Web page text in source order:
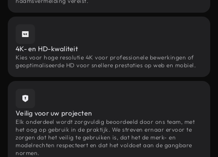
4K- en HD-kwaliteit
Kies voor hoge resolutie 4K voor professionele bewerkingen of
geoptimaliseerde HD voor snellere prestaties op web en mobiel.
Veilig voor uw projecten
Elk onderdeel wordt zorgvuldig beoordeeld door ons team, met
het oog op gebruik in de praktijk. We streven ernaar ervoor te
zorgen dat het veilig te gebruiken is, dat het de merk- en
modelrechten respecteert en dat het voldoet aan de gangbare
normen.